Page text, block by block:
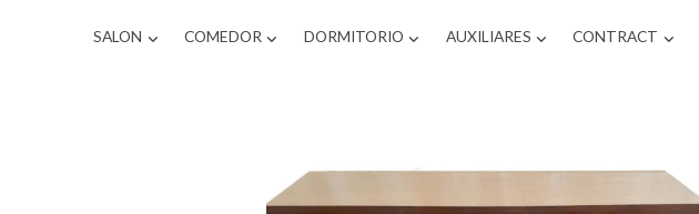
SALON COMEDOR DORMITORIO AUXILIARES CONTRACT